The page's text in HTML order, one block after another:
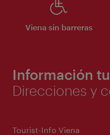
Viena sin barreras
Información
Direcciones y
Tourist-Info Viena